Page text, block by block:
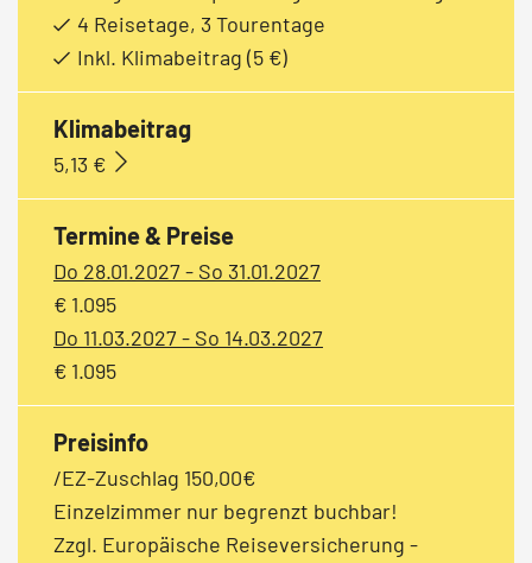
4 Reisetage, 3 Tourentage
Inkl. Klimabeitrag (5 €)
Klimabeitrag
5,13 €
Termine & Preise
Do 28.01.2027 - So 31.01.2027
€ 1.095
Do 11.03.2027 - So 14.03.2027
€ 1.095
Preisinfo
/EZ-Zuschlag 150,00€
Einzelzimmer nur begrenzt buchbar!
Zzgl. Europäische Reiseversicherung -